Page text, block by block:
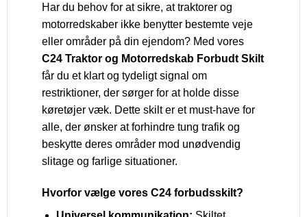
Har du behov for at sikre, at traktorer og
motorredskaber ikke benytter bestemte veje
eller områder på din ejendom? Med vores
C24 Traktor og Motorredskab Forbudt Skilt
får du et klart og tydeligt signal om
restriktioner, der sørger for at holde disse
køretøjer væk. Dette skilt er et must-have for
alle, der ønsker at forhindre tung trafik og
beskytte deres områder mod unødvendig
slitage og farlige situationer.
Hvorfor vælge vores C24 forbudsskilt?